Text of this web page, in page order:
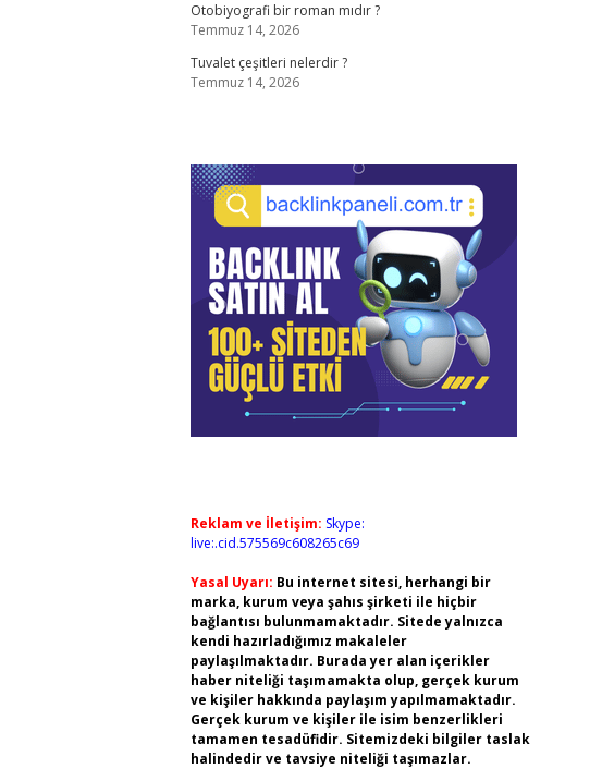
Otobiyografi bir roman mıdır ?
Temmuz 14, 2026
Tuvalet çeşitleri nelerdir ?
Temmuz 14, 2026
Reklam ve İletişim: Skype:
live:.cid.575569c608265c69
Yasal Uyarı: Bu internet sitesi, herhangi bir
marka, kurum veya şahıs şirketi ile hiçbir
bağlantısı bulunmamaktadır. Sitede yalnızca
kendi hazırladığımız makaleler
paylaşılmaktadır. Burada yer alan içerikler
haber niteliği taşımamakta olup, gerçek kurum
ve kişiler hakkında paylaşım yapılmamaktadır.
Gerçek kurum ve kişiler ile isim benzerlikleri
tamamen tesadüfidir. Sitemizdeki bilgiler taslak
halindedir ve tavsiye niteliği taşımazlar.